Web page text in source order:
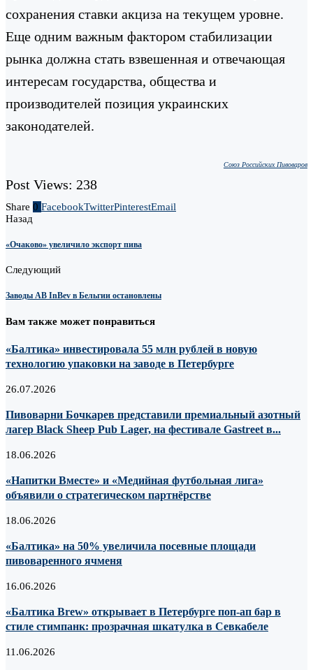
сохранения ставки акциза на текущем уровне.
Еще одним важным фактором стабилизации
рынка должна стать взвешенная и отвечающая
интересам государства, общества и
производителей позиция украинских
законодателей.
Союз Российских Пивоваров
Post Views: 238
Share 0 FacebookTwitterPinterestEmail
Назад
«Очаково» увеличило экспорт пива
Следующий
Заводы AB InBev в Бельгии остановлены
Вам также может понравиться
«Балтика» инвестировала 55 млн рублей в новую
технологию упаковки на заводе в Петербурге
26.07.2026
Пивоварни Бочкарев представили премиальный азотный
лагер Black Sheep Pub Lager, на фестивале Gastreet в...
18.06.2026
«Напитки Вместе» и «Медийная футбольная лига»
объявили о стратегическом партнёрстве
18.06.2026
«Балтика» на 50% увеличила посевные площади
пивоваренного ячменя
16.06.2026
«Балтика Brew» открывает в Петербурге поп-ап бар в
стиле стимпанк: прозрачная шкатулка в Севкабеле
11.06.2026